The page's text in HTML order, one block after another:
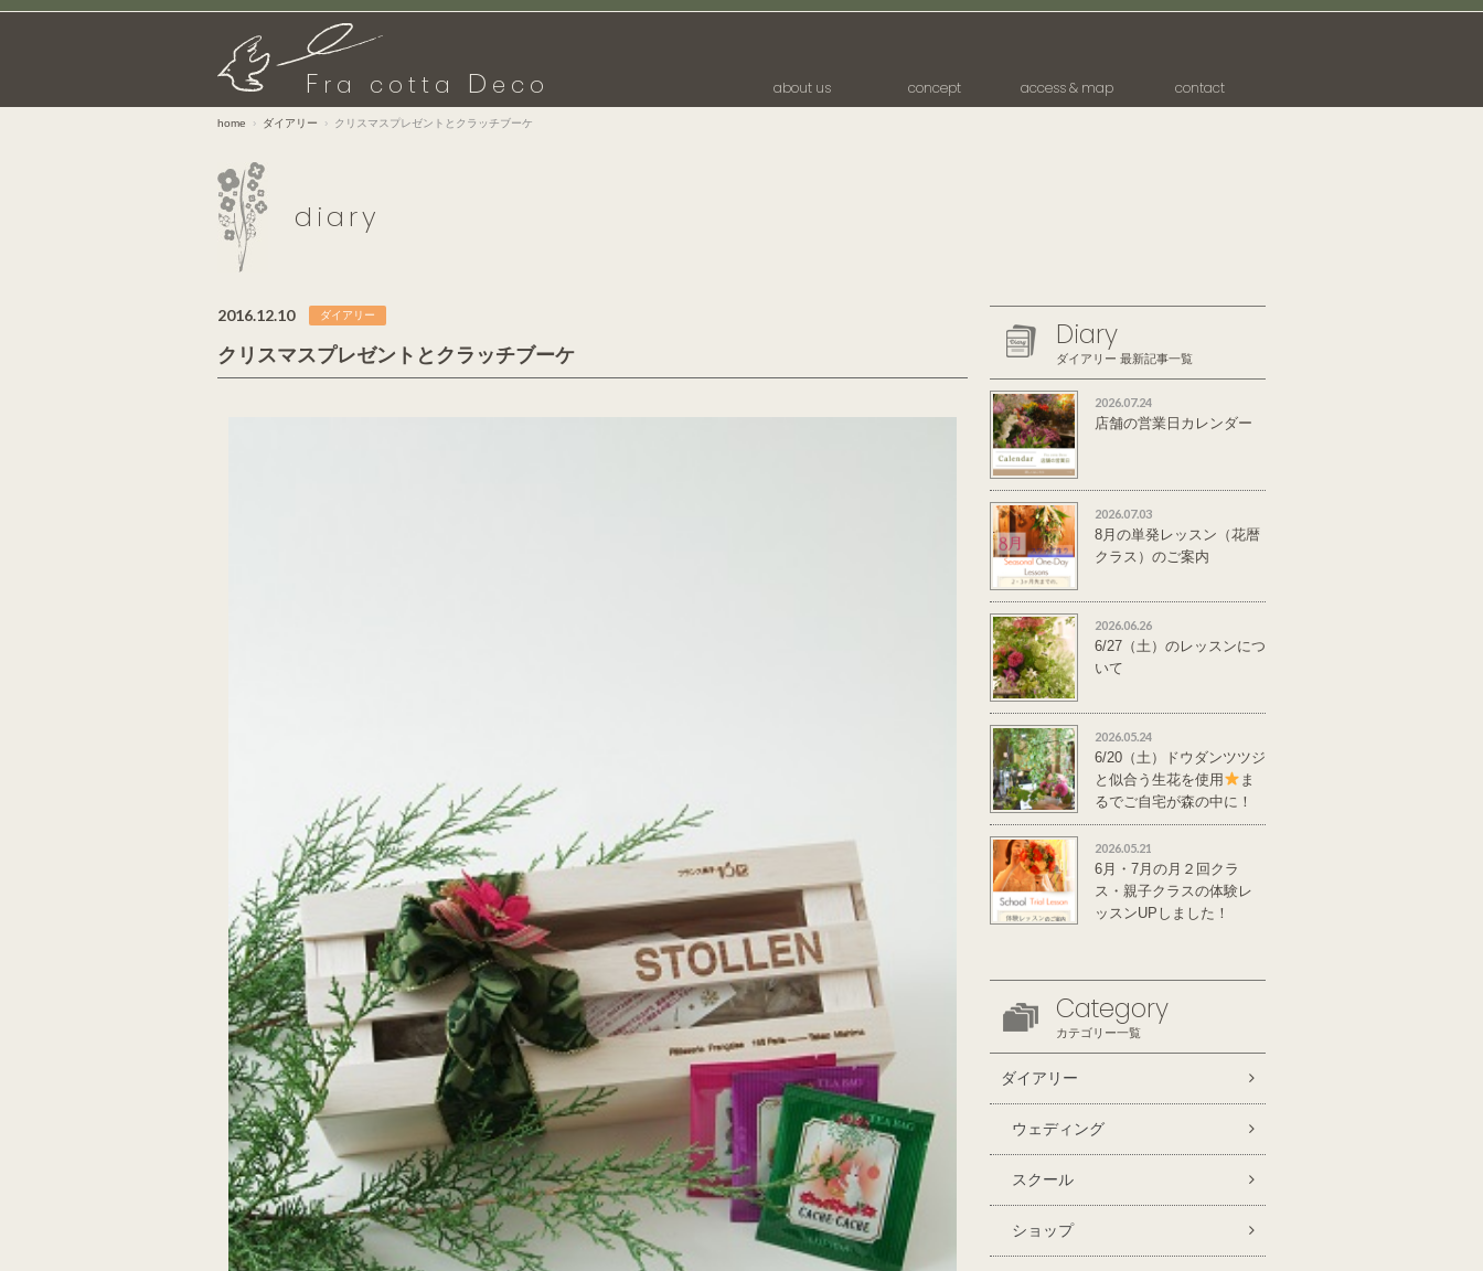
F ra cotta D eco about us concept access & map contact
home ダイアリー クリスマスプレゼントとクラッチブーケ
diary
2016.12.10 ダイアリー
クリスマスプレゼントとクラッチブーケ
Diary
ダイアリー 最新記事一覧
2026.07.24
店舗の営業日カレンダー
2026.07.03
8月の単発レッスン（花暦
クラス）のご案内
2026.06.26
6/27（土）のレッスンにつ
いて
2026.05.24
6/20（土）ドウダンツツジ
と似合う生花を使用
ま
るでご自宅が森の中に！
単発レッスンのご案
内
2026.05.21
6月・7月の月２回クラ
ス・親子クラスの体験レ
ッスンUPしました！
Category
カテゴリー一覧
ダイアリー
ウェディング
スクール
ショップ